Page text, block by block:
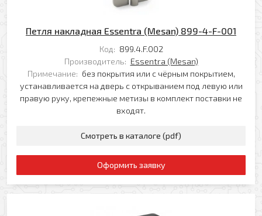
Петля накладная Essentra (Mesan) 899-4-F-001
Код: 899.4.F.002
Производитель: Essentra (Mesan)
Примечание: без покрытия или с чёрным покрытием,
устанавливается на дверь с открыванием под левую или
правую руку, крепежные метизы в комплект поставки не
входят.
Смотреть в каталоге (pdf)
Оформить заявку
Я даю свое согласие на обработку моих
персональных данных в соответствии с
Политикой обработки персональных данных
* — поля, обязательные для заполнения
Перезвоните мне
Согласен(-на) на получение рассылки
Я даю свое согласие на обработку моих
персональных данных в соответствии с
* — поля, обязательные для заполнения